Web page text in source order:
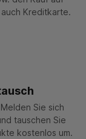
Kreditkarte.
Sie sich
tauschen Sie
kostenlos um.